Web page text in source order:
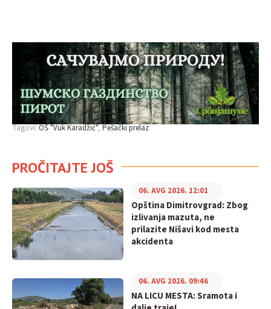
Tagovi:OŠ "Vuk Karadžić" Pešački prelaz
PROČITAJTE JOŠ
Opština Dimitrovgrad: Zbog
izlivanja mazuta, ne
prilazite Nišavi kod mesta
akcidenta
06. AVG 2026. 12:01
NA LICU MESTA: Sramota i
06. AVG 2026. 09:46